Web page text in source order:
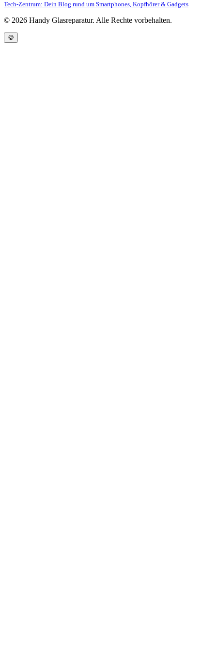
Tech-Zentrum: Dein Blog rund um Smartphones, Kopfhörer & Gadgets
© 2026 Handy Glasreparatur. Alle Rechte vorbehalten.
🍪